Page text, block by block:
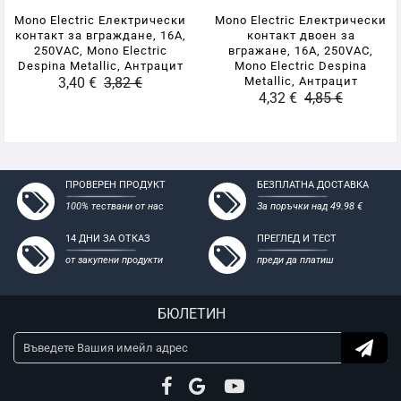
- Съвместими с всички стандартни конзоли за мазилка и
гипсокартон
Mono Electric Електрически
контакт за вграждане, 16A,
250VAC, Mono Electric
Despina Metallic, Антрацит
3,40 € 3,82 €
Mono Electric Електрически
контакт двоен за
вгражане, 16A, 250VAC,
Mono Electric Despina
Metallic, Антрацит
4,32 € 4,85 €
ПРОВЕРЕН ПРОДУКТ
100% тествани от нас
БЕЗПЛАТНА ДОСТАВКА
За поръчки над 49.98 €
14 ДНИ ЗА ОТКАЗ
от закупени продукти
ПРЕГЛЕД И ТЕСТ
преди да платиш
БЮЛЕТИН